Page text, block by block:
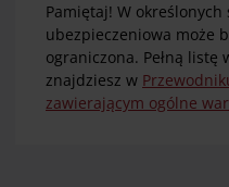
Pamiętaj! W
ubezpieczeniowa może
ograniczona. Pełną listę
znajdziesz w
zawierającym ogólne